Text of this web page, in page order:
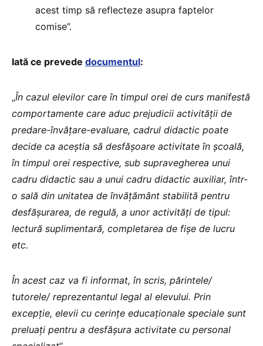
acest timp să reflecteze asupra faptelor
comise”.
Iată ce prevede documentul:
„În cazul elevilor care în timpul orei de curs manifestă
comportamente care aduc prejudicii activității de
predare-învățare-evaluare, cadrul didactic poate
decide ca aceștia să desfășoare activitate în școală,
în timpul orei respective, sub supravegherea unui
cadru didactic sau a unui cadru didactic auxiliar, într-
o sală din unitatea de învățământ stabilită pentru
desfășurarea, de regulă, a unor activități de tipul:
lectură suplimentară, completarea de fișe de lucru
etc.
În acest caz va fi informat, în scris, părintele/
tutorele/ reprezentantul legal al elevului. Prin
excepție, elevii cu cerințe educaționale speciale sunt
preluați pentru a desfășura activitate cu personal